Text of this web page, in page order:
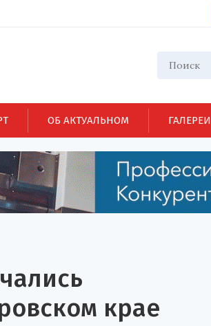
ОБ АКТУАЛЬНОМ ГАЛЕРЕИ
крае